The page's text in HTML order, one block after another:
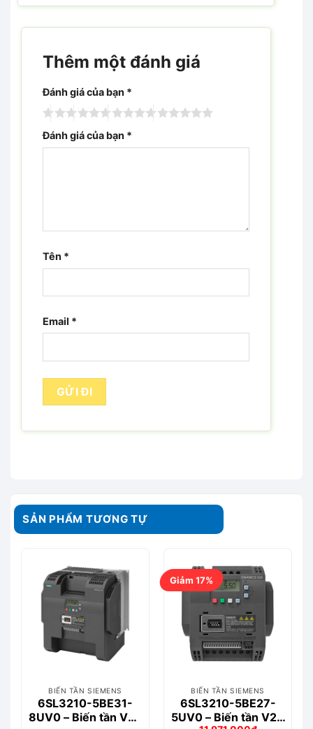
Thêm một đánh giá
Đánh giá của bạn *
Đánh giá của bạn *
Tên *
Email *
SẢN PHẨM TƯƠNG TỰ
BIẾN TẦN SIEMENS
6SL3210-5BE31-
8UV0 – Biến tần V20
Giảm 17%
BIẾN TẦN SIEMENS
6SL3210-5BE27-
5UV0 – Biến tần V20